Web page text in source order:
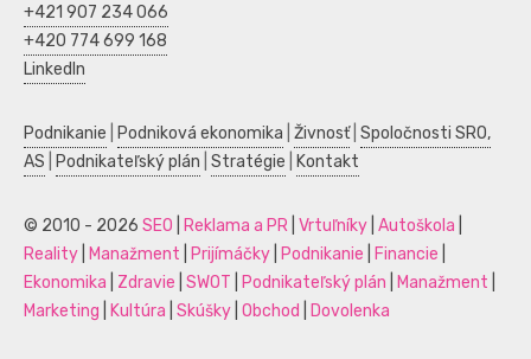
+421 907 234 066
+420 774 699 168
LinkedIn
Podnikanie Podniková ekonomika Živnosť| Spoločnosti SRO,
AS
Podnikateľský plán Stratégie Kontakt
© 2010 - 2026 SEO Reklama a PR Vrtuľníky Autoškola
Reality
Manažment Prijímáčky Podnikanie Financie
Ekonomika
Zdravie SWOT Podnikateľský plán Manažment
Marketing
Kultúra Skúšky Obchod Dovolenka